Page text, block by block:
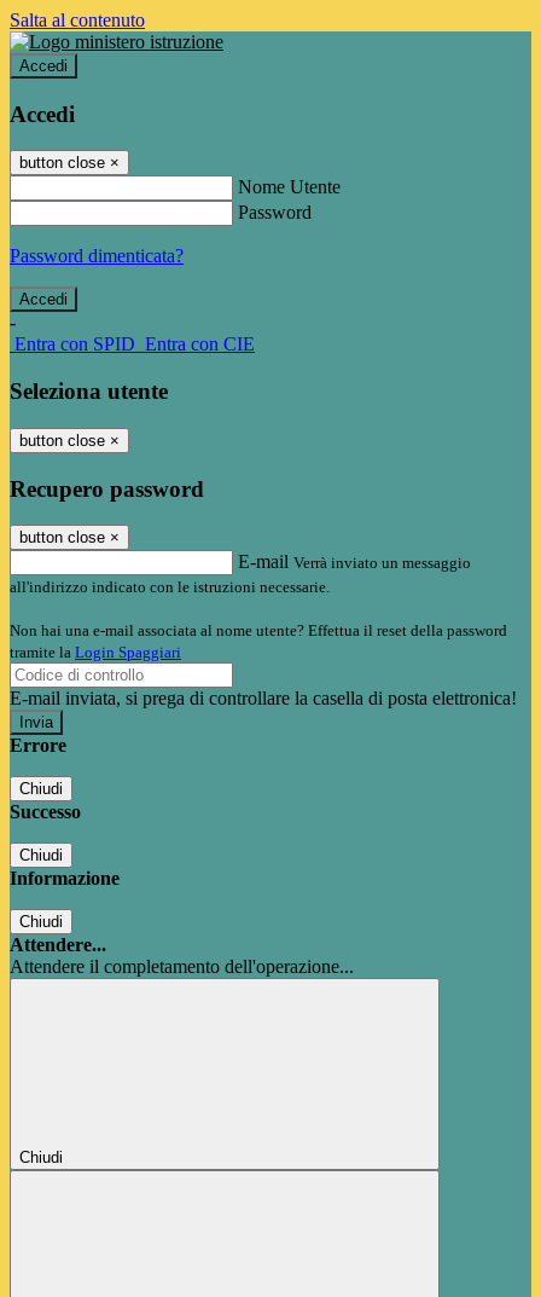
Salta al contenuto
Accedi
Accedi
button close ×
Nome Utente
Password
Password dimenticata?
-
Entra con SPID Entra con CIE
Seleziona utente
button close ×
Recupero password
button close ×
E-mail Verrà inviato un messaggio
all'indirizzo indicato con le istruzioni necessarie.
Non hai una e-mail associata al nome utente? Effettua il reset della password
tramite la Login Spaggiari
E-mail inviata, si prega di controllare la casella di posta elettronica!
Errore
Chiudi
Successo
Chiudi
Informazione
Chiudi
Attendere...
Attendere il completamento dell'operazione...
Chiudi